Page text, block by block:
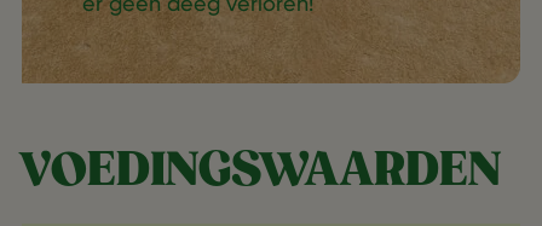
VOEDINGSWAARDEN